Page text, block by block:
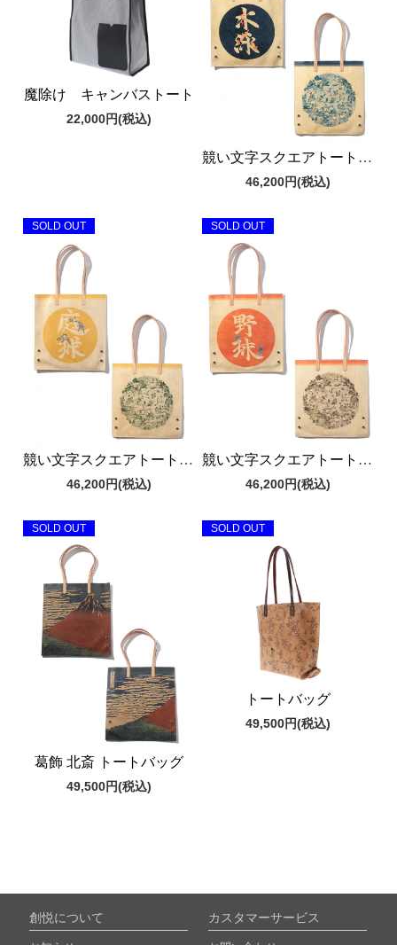
魔除け キャンバストート
22,000円(税込)
競い文字スクエアトートバッグ
46,200円(税込)
SOLD OUT
競い文字スクエアトートバッグ
46,200円(税込)
SOLD OUT
競い文字スクエアトートバッグ
46,200円(税込)
SOLD OUT
葛飾 北斎 トートバッグ
49,500円(税込)
SOLD OUT
トートバッグ
49,500円(税込)
創悦について カスタマーサービス